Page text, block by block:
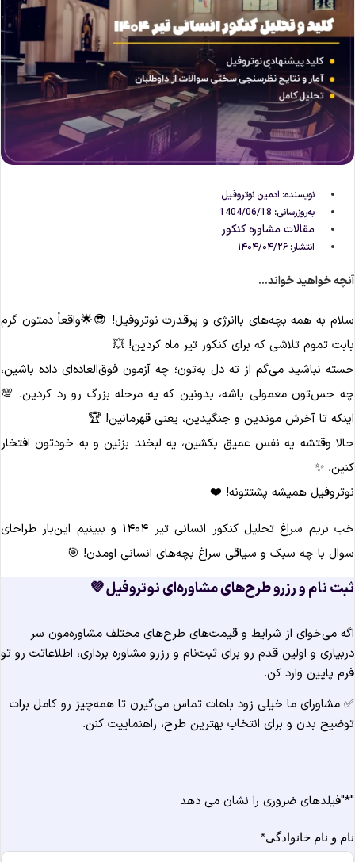
نویسنده:ادمین نوتروفیل
به‌روزرسانی: 1404/06/18
مقالات مشاوره‌ کنکور
انتشار:۱۴۰۴/۰۴/۲۶
خواهید خواند...
به همه بچه‌های باانرژی و پرقدرت نوتروفیل! 😎🌟واقعاً دمتون گرم
تموم تلاشی که برای کنکور تیر ماه کردین! 💥
نباشید می‌گم از ته دل به‌تون؛ چه آزمون فوق‌العاده‌ای داده باشین،
حس‌تون معمولی باشه، بدونین که یه مرحله بزرگ رو رد کردین. 💯
تا آخرش موندین و جنگیدین، یعنی قهرمانین! 🏆
وقتشه یه نفس عمیق بکشین، یه لبخند بزنین و به خودتون افتخار
✨
همیشه پشتتونه! ❤️
خب بریم سراغ تحلیل کنکور انسانی تیر ۱۴۰۴ و ببینیم این‌بار طراحای
با چه سبک و سیاقی سراغ بچه‌های انسانی اومدن! 🎯
نام و رزرو طرح‌های مشاوره‌ای نوتروفیل 💜
می‌خوای از شرایط و قیمت‌های طرح‌های مختلف مشاوره‌مون سر
و اولین قدم رو برای ثبت‌نام و رزرو مشاوره برداری، اطلاعاتت رو تو
پایین وارد کن.
مشاورای ما خیلی زود باهات تماس می‌گیرن تا همه‌چیز رو کامل برات
بدن و برای انتخاب بهترین طرح، راهنماییت کنن.
*"فیلدهای ضروری را نشان می دهد
و نام خانوادگی *